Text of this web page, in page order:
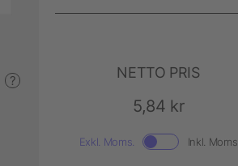
? NETTO PRIS
5,84 kr
Exkl. Moms. Inkl. Moms